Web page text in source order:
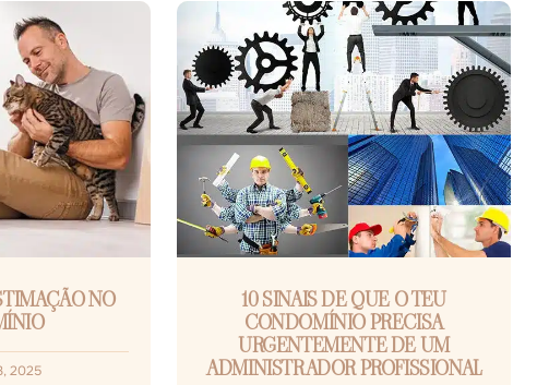
NO
2025
10 SINAIS DE QUE O TEU
CONDOMÍNIO PRECISA
URGENTEMENTE DE UM
ADMINISTRADOR PROFISSIONAL